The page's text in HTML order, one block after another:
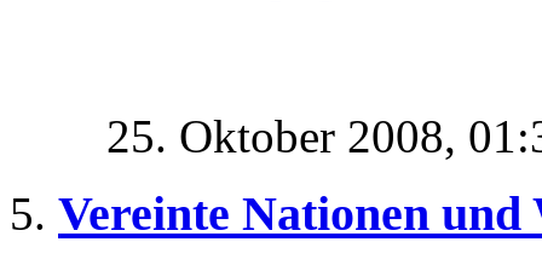
25. Oktober 2008,
Vereinte Nationen